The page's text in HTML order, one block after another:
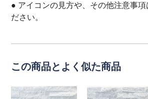
● アイコンの見方や、その他注意事項
ださい。
この商品とよく似た商品